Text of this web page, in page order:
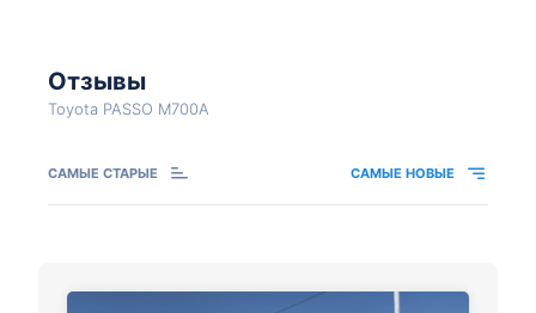
Отзывы
Toyota PASSO M700A
САМЫЕ СТАРЫЕ САМЫЕ НОВЫЕ